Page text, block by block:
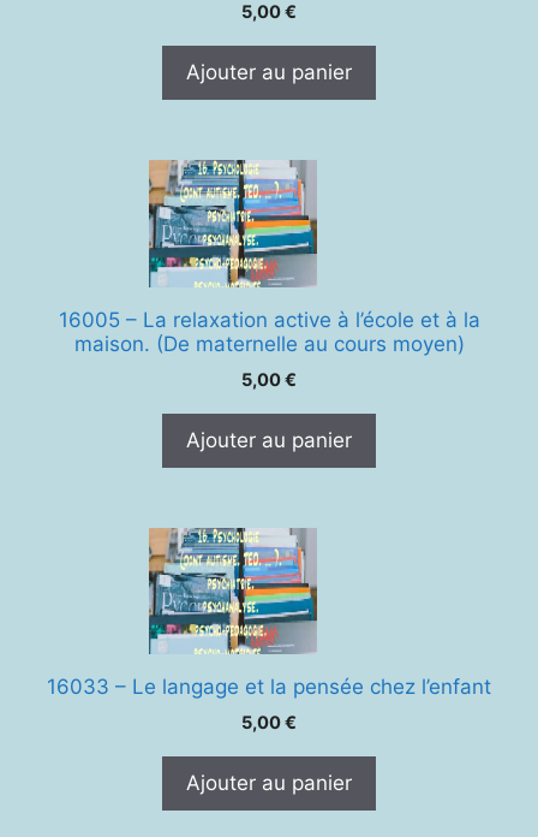
5,00€
Ajouter au panier
16005 – La relaxation active à l’école et à la
maison. (De maternelle au cours moyen)
5,00€
Ajouter au panier
16033 – Le langage et la pensée chez l’enfant
5,00€
Ajouter au panier